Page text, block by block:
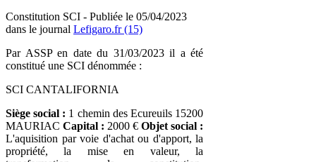
Constitution SCI - Publiée le 05/04/2023
dans le journal Lefigaro.fr (15)
Par ASSP en date du 31/03/2023 il a été
constitué une SCI dénommée :
SCI CANTALIFORNIA
Siège social : 1 chemin des Ecureuils 15200
MAURIAC Capital : 2000 € Objet social :
L'aquisition par voie d'achat ou d'apport, la
propriété, la mise en valeur, la